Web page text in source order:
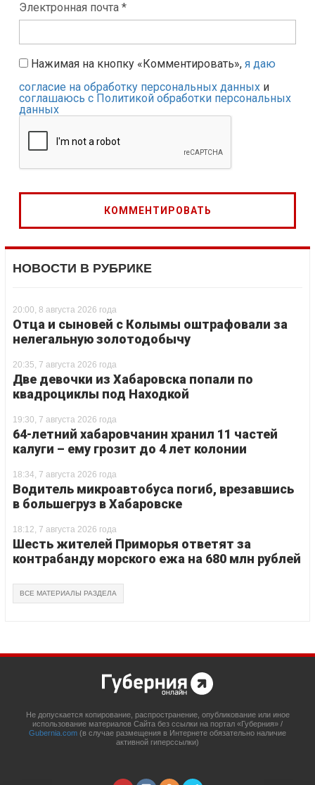
Электронная почта *
Нажимая на кнопку «Комментировать», я даю
согласие на обработку персональных данных и
соглашаюсь с Политикой обработки персональных
данных
НОВОСТИ В РУБРИКЕ
20:00, 8 августа 2026 года
Отца и сыновей с Колымы оштрафовали за
нелегальную золотодобычу
20:35, 7 августа 2026 года
Две девочки из Хабаровска попали по
квадроциклы под Находкой
19:30, 7 августа 2026 года
64-летний хабаровчанин хранил 11 частей
калуги – ему грозит до 4 лет колонии
18:34, 7 августа 2026 года
Водитель микроавтобуса погиб, врезавшись
в большегруз в Хабаровске
18:12, 7 августа 2026 года
Шесть жителей Приморья ответят за
контрабанду морского ежа на 680 млн рублей
ВСЕ МАТЕРИАЛЫ РАЗДЕЛА
Не допускается копирование, распространение, опубликование или иное
использование материалов Сайта без ссылки на портал «Губерния» /
Gubernia.com (в случае размещения в Интернете обязательно наличие
активной гиперссылки)